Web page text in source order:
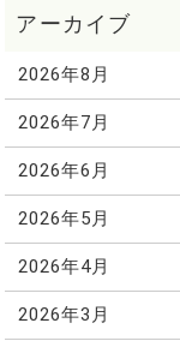
2026年8月
2026年7月
2026年6月
2026年5月
2026年4月
2026年3月